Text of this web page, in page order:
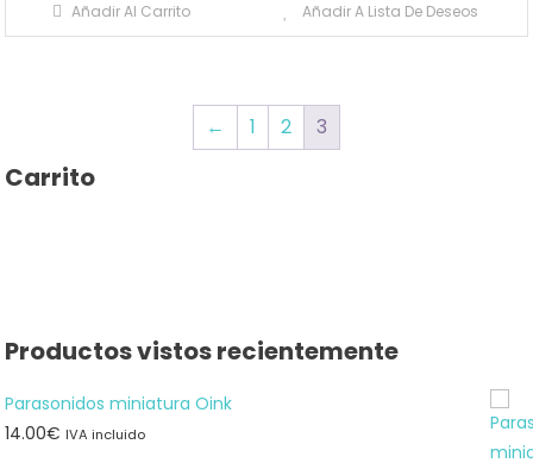
Añadir Al Carrito Añadir A Lista De Deseos
← 1 2 3
Carrito
Productos vistos recientemente
Parasonidos miniatura Oink
14.00€ IVA incluido